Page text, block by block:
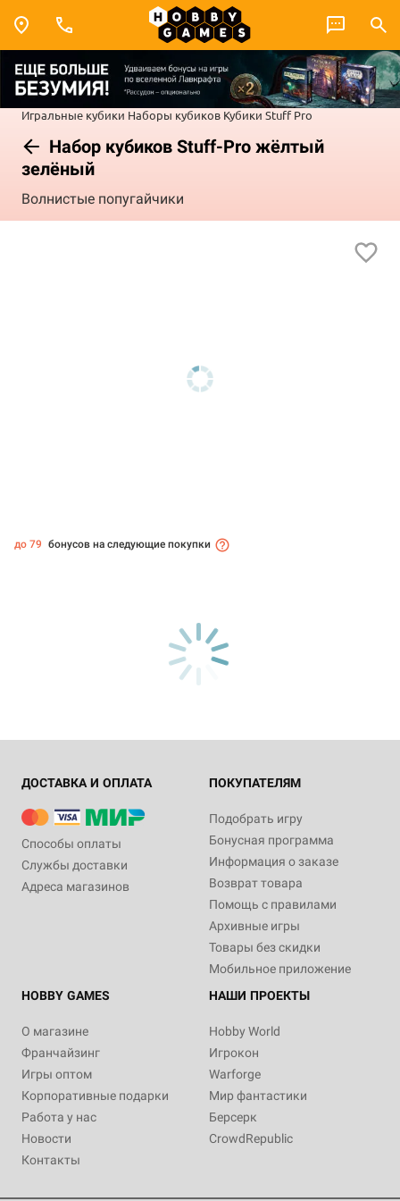
Игральные кубики Наборы кубиков Кубики Stuff Pro
Набор кубиков Stuff-Pro жёлтый
зелёный
Волнистые попугайчики
до 79 бонусов на следующие покупки
ДОСТАВКА И ОПЛАТА
Способы оплаты
Службы доставки
Адреса магазинов
ПОКУПАТЕЛЯМ
Подобрать игру
Бонусная программа
Информация о заказе
Возврат товара
Помощь с правилами
Архивные игры
Товары без скидки
Мобильное приложение
HOBBY GAMES
О магазине
Франчайзинг
Игры оптом
Корпоративные подарки
Работа у нас
Новости
Контакты
НАШИ ПРОЕКТЫ
Hobby World
Игрокон
Warforge
Мир фантастики
Берсерк
CrowdRepublic